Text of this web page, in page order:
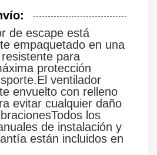
de escape está
empaquetado en una
para
protección
ventilador
envuelto con relleno
evitar cualquier daño
los
de instalación y
están incluidos en